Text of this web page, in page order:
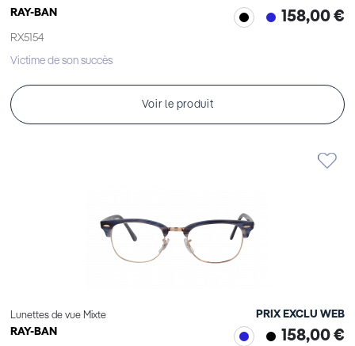
RAY-BAN
RX5154
158,00 €
Victime de son succès
Voir le produit
Lunettes de vue Mixte
RAY-BAN
PRIX EXCLU WEB
158,00 €